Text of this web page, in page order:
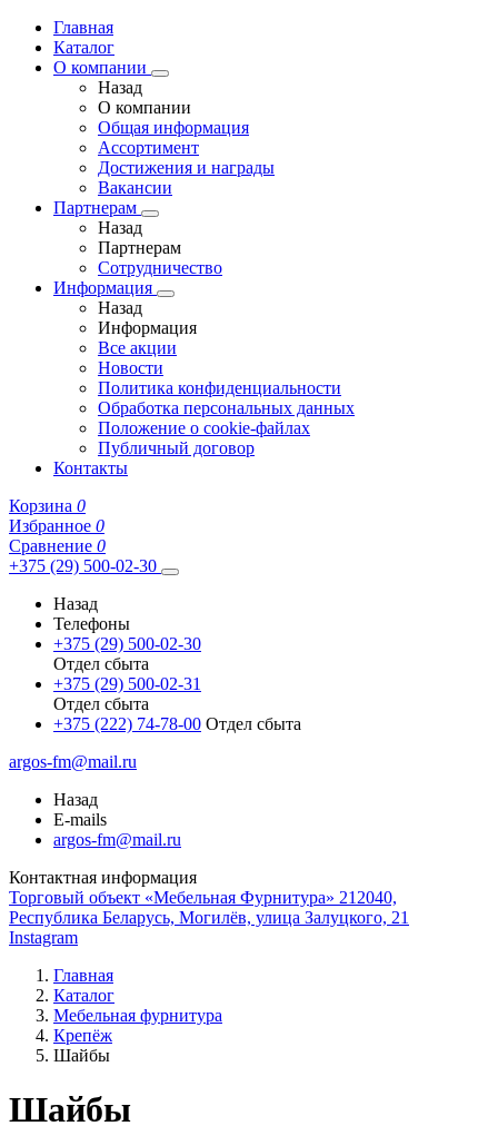
Главная
Каталог
О компании
Назад
О компании
Общая информация
Ассортимент
Достижения и награды
Вакансии
Партнерам
Назад
Партнерам
Сотрудничество
Информация
Назад
Информация
Все акции
Новости
Политика конфиденциальности
Обработка персональных данных
Положение о cookie-файлах
Публичный договор
Контакты
Корзина 0
Избранное 0
Сравнение 0
+375 (29) 500-02-30
Назад
Телефоны
+375 (29) 500-02-30
Отдел сбыта
+375 (29) 500-02-31
Отдел сбыта
+375 (222) 74-78-00 Отдел сбыта
argos-fm@mail.ru
Назад
E-mails
argos-fm@mail.ru
Контактная информация
Торговый объект «Мебельная Фурнитура» 212040,
Республика Беларусь, Могилёв, улица Залуцкого, 21
Instagram
Главная
Каталог
Мебельная фурнитура
Крепёж
Шайбы
Шайбы